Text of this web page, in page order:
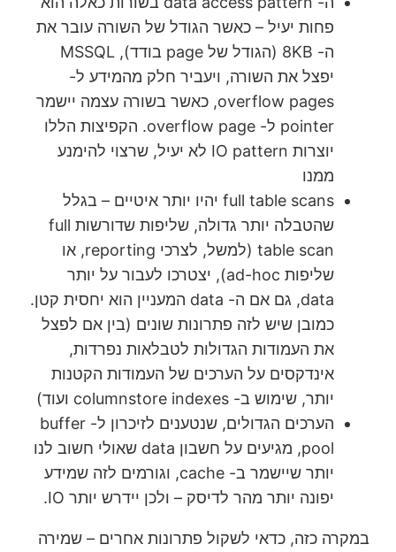
פחות יעיל – כאשר הגודל של השורה עובר את
ה- 8KB (הגודל של page בודד), MSSQL
יפצל את השורה, ויעביר חלק מהמידע ל-
overflow pages, כאשר בשורה עצמה יישמר
pointer ל- overflow page. הקפיצות הללו
יוצרות IO pattern לא יעיל, שרצוי להימנע
ממנו
full table scans יהיו יותר איטיים – בגלל
שהטבלה יותר גדולה, שליפות שדורשות full
table scan (למשל, לצרכי reporting, או
שליפות ad-hoc), יצטרכו לעבור על יותר
data, גם אם ה- data המעניין הוא יחסית קטן.
כמובן שיש לזה פתרונות שונים (בין אם לפצל
את העמודות הגדולות לטבלאות נפרדות,
אינדקסים על הערכים של העמודות הקטנות
יותר, שימוש ב- columnstore indexes ועוד)
הערכים הגדולים, שנטענים לזיכרון ל- buffer
pool, מגיעים על חשבון data שאולי חשוב לנו
יותר שיישמר ב- cache, וגורמים לזה שמידע
יפונה יותר מהר לדיסק – ולכן יידרש יותר IO.
במקרה כזה, כדאי לשקול פתרונות אחרים – שמירה